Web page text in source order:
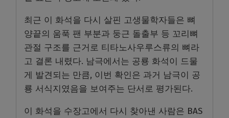
최근 이 화석을 다시 살핀 고생물학자들은 뼈
양끝의 움푹 팬 부분과 둥근 돌출부 등 꼬리뼈
관절 구조를 근거로 티타노사우루스류의 뼈라
고 결론 내렸다. 남극에서는 공룡 화석이 드물
게 발견되는 만큼, 이번 확인은 과거 남극이 공
룡 서식지였음을 보여주는 단서로 평가된다.
이 화석을 수장고에서 다시 찾아낸 사람은 BAS